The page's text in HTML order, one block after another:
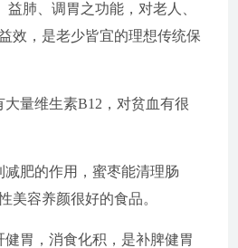
肺、调胃之功能，对老人、
效，是老少皆宜的理想传统保
量维生素B12，对贫血有很
减肥的作用，蜜枣能清理肠
美容养颜很好的食品。
胃，消食化积，是补脾健胃